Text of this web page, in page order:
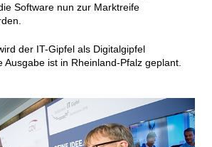
Software nun zur Marktreife
der IT-Gipfel als Digitalgipfel
Ausgabe ist in Rheinland-Pfalz geplant.